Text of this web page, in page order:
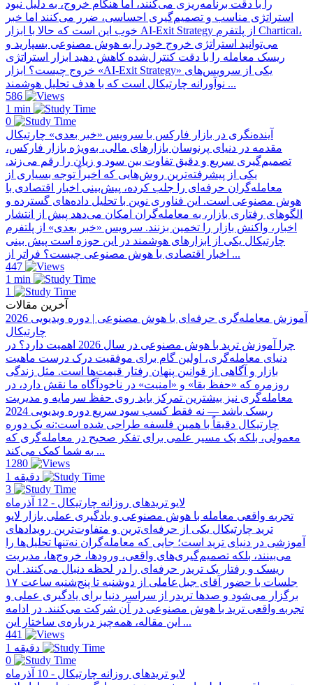
را با دقت برنامه‌ریزی می‌کنند، اما هنگام خروج، به دلیل نبود
استراتژی مناسب و تصمیم‌گیری احساسی، ضرر می‌کنند اما خبر
خوب این است که حالا با ابزار AI-Exit Strategy از پلتفرم Chartical،
می‌توانید استراتژی خروج خود را به هوش مصنوعی بسپارید و
ریسک معامله را با دقت کنترل‌شده کاهش دهید ابزار استراتژی
خروج چیست؟ ابزار «AI-Exit Strategy» یکی از سرویس‌های
نوآورانه چارتیکال است که با هدف تحلیل هوشمند ...
586
1 min
0
آینده‌نگری در بازار فارکس با سرویس «خبر بعدی» چارتیکال
مقدمه در دنیای پرنوسان بازارهای مالی، به‌ویژه بازار فارکس،
تصمیم‌گیری سریع و دقیق تفاوت بین سود و زیان را رقم می‌زند.
یکی از پیشرفته‌ترین روش‌هایی که اخیراً توجه بسیاری از
معامله‌گران حرفه‌ای را جلب کرده، پیش‌بینی اخبار اقتصادی با
هوش مصنوعی است. این فناوری نوین با تحلیل داده‌های گسترده و
الگوهای رفتاری بازار، به معامله‌گران امکان می‌دهد پیش از انتشار
اخبار، واکنش بازار را تخمین بزنند. سرویس «خبر بعدی» از پلتفرم
چارتیکال یکی از ابزارهای هوشمند در این حوزه است پیش بینی
اخبار اقتصادی با هوش مصنوعی چیست؟ فراتر از ...
447
1 min
1
آخرین مقالات
آموزش معامله‌گری حرفه‌ای با هوش مصنوعی | دوره ویدیویی 2026
چارتیکال
چرا آموزش ترید با هوش مصنوعی در سال 2026 اهمیت دارد؟ در
دنیای معامله‌گری، اولین گام برای موفقیت درک درست ماهیت
بازار و آگاهی از قوانین پنهان رفتار قیمت‌ها است. مثل زندگی
روزمره که «حفظ بقا» و «امنیت» در ناخودآگاه ما نقش دارد، در
معامله‌گری نیز بیشترین تمرکز باید روی حفظ سرمایه و مدیریت
ریسک باشد — نه فقط کسب سود سریع دوره ویدیویی 2024
چارتیکال دقیقاً با همین فلسفه طراحی شده است:نه یک دوره
معمولی، بلکه یک مسیر علمی برای تفکر صحیح در معامله‌گری که
به شما کمک می‌کند ...
1280
1 دقیقه
3
لایو تریدهای روزانه چارتیکال - 12 آذرماه
تجربه واقعی معامله با هوش مصنوعی و یادگیری عملی بازار لایو
ترید چارتیکال یکی از حرفه‌ای‌ترین و متفاوت‌ترین رویدادهای
آموزشی در دنیای ترید است؛ جایی که معامله‌گران نه‌تنها تحلیل‌ها را
می‌بینند، بلکه تصمیم‌گیری‌های واقعی، ورودها، خروج‌ها، مدیریت
ریسک و رفتار یک تریدر حرفه‌ای را در لحظه دنبال می‌کنند. این
جلسات با حضور آقای جبل‌عاملی از دو‌شنبه تا پنج‌شنبه ساعت ۱۷
برگزار می‌شود و صدها تریدر از سراسر دنیا برای یادگیری عملی و
تجربه واقعی ترید با هوش مصنوعی در آن شرکت می‌کنند. در ادامه
این مقاله، همه‌چیز درباره‌ی ساختار این ...
441
1 دقیقه
0
لایو تریدهای روزانه چارتیکال - 10 آذرماه